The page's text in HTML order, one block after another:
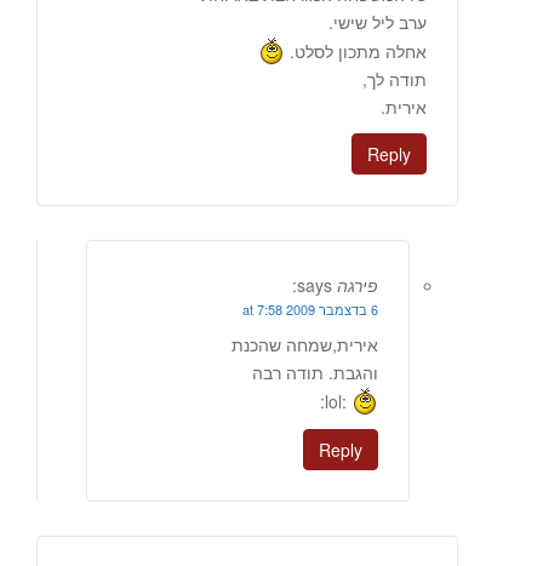
ערב ליל שישי.
אחלה מתכון לסלט.
תודה לך,
אירית.
Reply
פירגה says:
6 בדצמבר 2009 at 7:58
אירית,שמחה שהכנת
והגבת. תודה רבה
:lol:
Reply